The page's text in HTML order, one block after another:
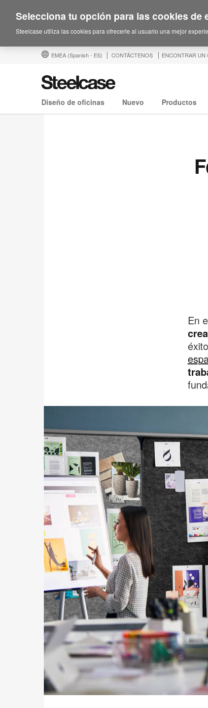
EMEA (Spanish - ES) CONTÁCTENOS ENCONTRAR UN
Diseño de oficinas Nuevo Productos
En
Selecciona tu opción para las cookies de
Steelcase utiliza las cookies para ofrecerle al usuario una mejor